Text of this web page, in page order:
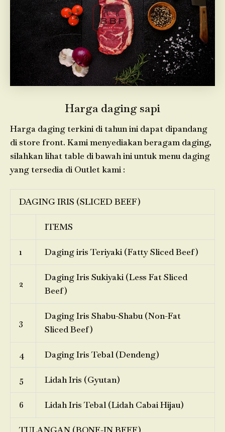
Harga daging sapi
Harga daging terkini di tahun ini dapat dipandang
di store front. Kami menyediakan beragam daging,
silahkan lihat table di bawah ini untuk menu daging
yang tersedia di Outlet kami :
DAGING IRIS (SLICED BEEF)
ITEMS
1 Daging iris Teriyaki (Fatty Sliced Beef)
2
Daging Iris Sukiyaki (Less Fat Sliced
Beef)
3
Daging Iris Shabu-Shabu (Non-Fat
Sliced Beef)
4 Daging Iris Tebal (Dendeng)
5 Lidah Iris (Gyutan)
6 Lidah Iris Tebal (Lidah Cabai Hijau)